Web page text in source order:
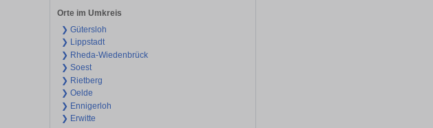
Orte im Umkreis
❯ Gütersloh
❯ Lippstadt
❯ Rheda-Wiedenbrück
❯ Soest
❯ Rietberg
❯ Oelde
❯ Ennigerloh
❯ Erwitte